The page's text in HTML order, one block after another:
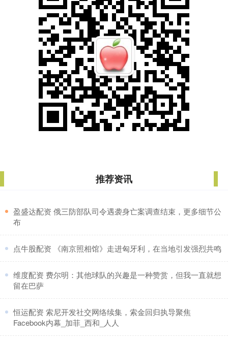
推荐资讯
​盈盛达配资 俄三防部队司令遇袭身亡案调查结束，更多细节公
布
​点牛股配资 《南京照相馆》走进匈牙利，在当地引发强烈共鸣
​维度配资 费尔明：其他球队的兴趣是一种赞赏，但我一直就想
留在巴萨
​恒运配资 索尼开发社交网络续集，索金回归执导聚焦
Facebook内幕_加菲_西和_人人